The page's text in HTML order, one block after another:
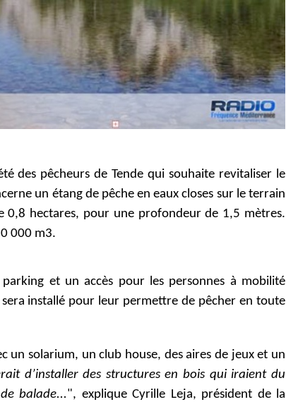
des pêcheurs de Tende qui souhaite revitaliser le
un étang de pêche en eaux closes sur le terrain
0,8 hectares, pour une profondeur de 1,5 mètres.
000 m3.
parking et un accès pour les personnes à mobilité
installé pour leur permettre de pêcher en toute
un solarium, un club house, des aires de jeux et un
d’installer des structures en bois qui iraient du
balade...", explique Cyrille Leja, président de la
L'Agence " My
Menton " Immobilier
Fan de Funk